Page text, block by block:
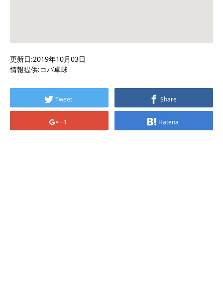
更新日:2019年10月03日
情報提供:コバ卓球
Tweet Share
+1 Hatena